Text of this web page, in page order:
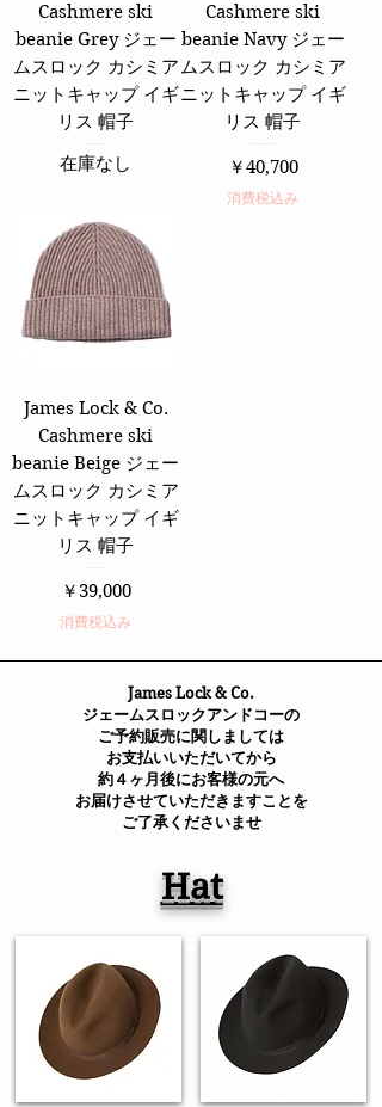
Cashmere ski
beanie Grey ジェー
ムスロック カシミア
ニットキャップ イギ
リス 帽子
在庫なし
Cashmere ski
beanie Navy ジェー
ムスロック カシミア
ニットキャップ イギ
リス 帽子
価格
￥40,700
消費税込み
James Lock & Co.
Cashmere ski
beanie Beige ジェー
ムスロック カシミア
ニットキャップ イギ
リス 帽子
価格
￥39,000
消費税込み
James Lock & Co.
ジェームスロックアンドコーの
ご予約販売に関しましては
お支払いいただいてから
約４ヶ月後にお客様の元へ
お届けさせていただきますことを
​ご了承くださいませ
Hat